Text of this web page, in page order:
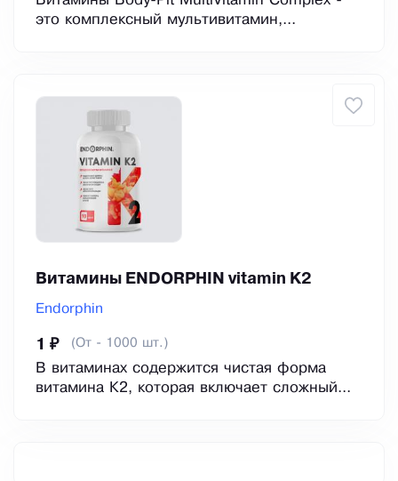
это комплексный мультивитамин,...
Витамины ENDORPHIN vitamin K2
Endorphin
1 ₽ (От - 1000 шт.)
В витаминах содержится чистая форма
витамина К2, которая включает сложный...